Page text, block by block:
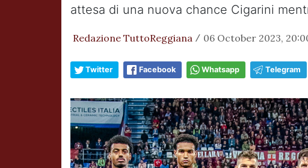
attesa di una nuova chance Cigarini
Redazione TuttoReggiana / 06 October 2023,
Twitter Facebook Whatsapp Telegram